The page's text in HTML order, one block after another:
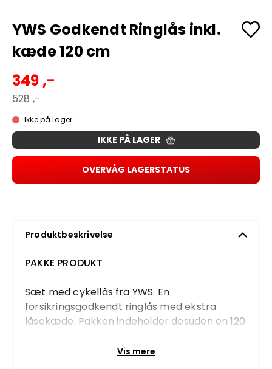
YWS Godkendt Ringlås inkl.
kæde 120 cm
349 ,-
528 ,-
Ikke på lager
IKKE PÅ LAGER
OVERVÅG LAGERSTATUS
Produktbeskrivelse
PAKKE PRODUKT
Sæt med cykellås fra YWS. En
forsikringsgodkendt ringlås med ekstra
låsekæde. Pakken indeholder desuden en 120
Låsen passer til følgende modeller fra
Vis mere